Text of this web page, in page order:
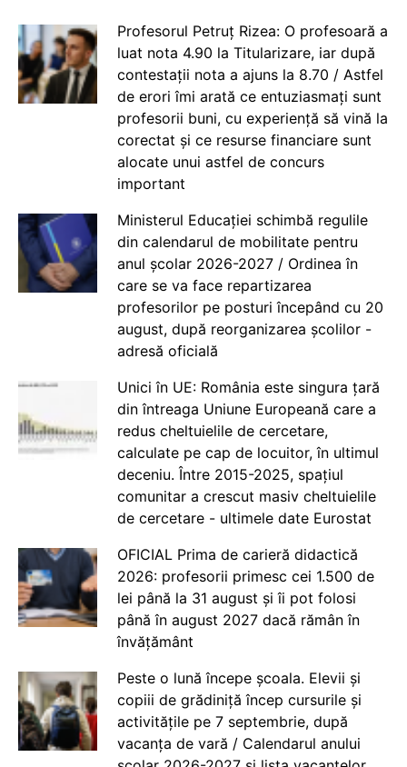
Profesorul Petruț Rizea: O profesoară a
luat nota 4.90 la Titularizare, iar după
contestații nota a ajuns la 8.70 / Astfel
de erori îmi arată ce entuziasmați sunt
profesorii buni, cu experiență să vină la
corectat și ce resurse financiare sunt
alocate unui astfel de concurs
important
Ministerul Educației schimbă regulile
din calendarul de mobilitate pentru
anul școlar 2026-2027 / Ordinea în
care se va face repartizarea
profesorilor pe posturi începând cu 20
august, după reorganizarea școlilor -
adresă oficială
Unici în UE: România este singura țară
din întreaga Uniune Europeană care a
redus cheltuielile de cercetare,
calculate pe cap de locuitor, în ultimul
deceniu. Între 2015-2025, spațiul
comunitar a crescut masiv cheltuielile
de cercetare - ultimele date Eurostat
OFICIAL Prima de carieră didactică
2026: profesorii primesc cei 1.500 de
lei până la 31 august și îi pot folosi
până în august 2027 dacă rămân în
învățământ
Peste o lună începe școala. Elevii și
copiii de grădiniță încep cursurile și
activitățile pe 7 septembrie, după
vacanța de vară / Calendarul anului